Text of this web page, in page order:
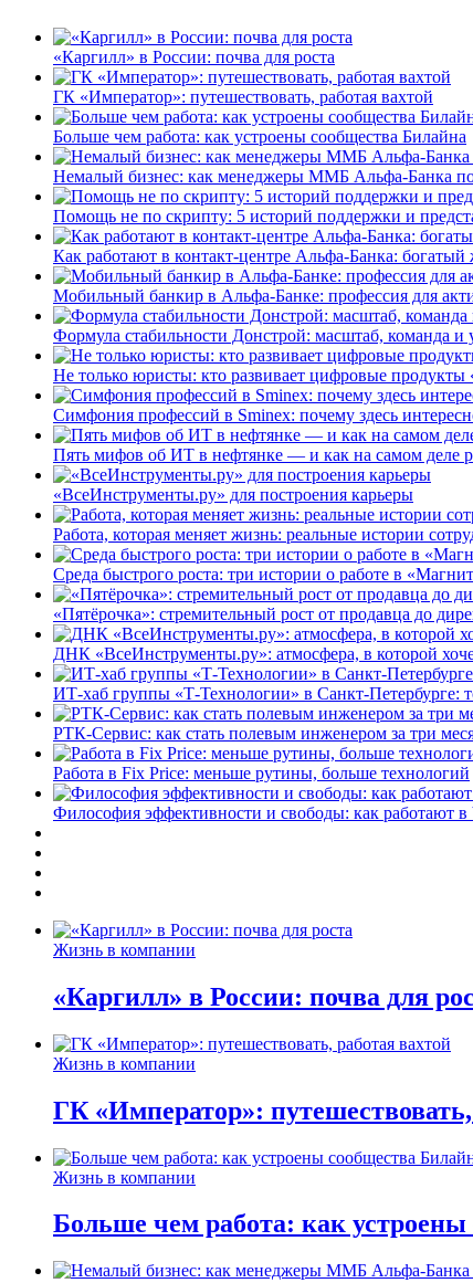
«Каргилл» в России: почва для роста
ГК «Император»: путешествовать, работая вахтой
Больше чем работа: как устроены сообщества Билайна
Немалый бизнес: как менеджеры ММБ Альфа-Банка
Помощь не по скрипту: 5 историй поддержки и
Как работают в контакт-центре Альфа-Банка:
Мобильный банкир в Альфа-Банке: профессия для
Формула стабильности Донстрой: масштаб, команда и
Не только юристы: кто развивает цифровые продукты
Симфония профессий в Sminex: почему здесь
Пять мифов об ИТ в нефтянке — и как на самом деле
«ВсеИнструменты.ру» для построения карьеры
Работа, которая меняет жизнь: реальные истории
Среда быстрого роста: три истории о работе в
«Пятёрочка»: стремительный рост от продавца до
ДНК «ВсеИнструменты.ру»: атмосфера, в которой
ИТ-хаб группы «Т-Технологии» в Санкт-Петербурге:
РТК-Сервис: как стать полевым инженером за три
Работа в Fix Price: меньше рутины, больше технологий
Философия эффективности и свободы: как работают в
Жизнь в компании
«Каргилл» в России: почва для
Жизнь в компании
ГК «Император»:
Жизнь в компании
Больше чем работа: как